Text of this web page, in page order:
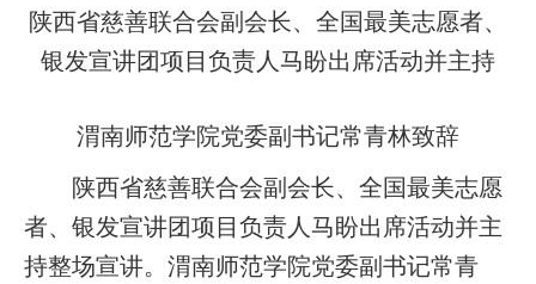
陕西省慈善联合会副会长、全国最美志愿者、
银发宣讲团项目负责人马盼出席活动并主持
渭南师范学院党委副书记常青林致辞
陕西省慈善联合会副会长、全国最美志愿
者、银发宣讲团项目负责人马盼出席活动并主
持整场宣讲。渭南师范学院党委副书记常青